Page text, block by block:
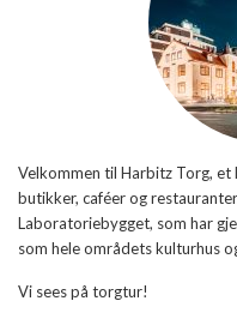
Velkommen til Harbitz Torg, et
butikker, caféer og
Laboratoriebygget, som har
som hele områdets kulturhus
Vi sees på torgtur!